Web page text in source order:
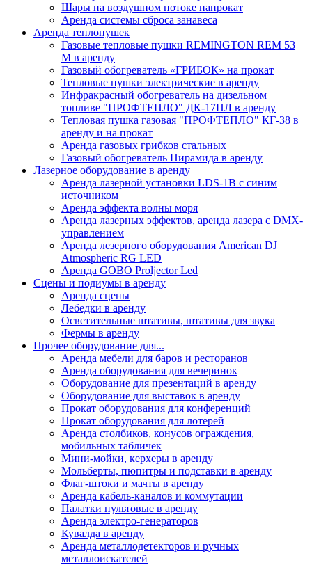
Шары на воздушном потоке напрокат
Аренда cистемы сброса занавеса
Аренда теплопушек
Газовые тепловые пушки REMINGTON REM 53
M в аренду
Газовый обогреватель «ГРИБОК» на прокат
Тепловые пушки электрические в аренду
Инфракрасный обогреватель на дизельном
топливе "ПРОФТЕПЛО" ДК-17ПЛ в аренду
Тепловая пушка газовая "ПРОФТЕПЛО" КГ-38 в
аренду и на прокат
Аренда газовых грибков стальных
Газовый обогреватель Пирамида в аренду
Лазерное оборудование в аренду
Аренда лазерной установки LDS-1B с синим
источником
Аренда эффекта волны моря
Аренда лазерных эффектов, аренда лазера с DMX-
управлением
Аренда лезерного оборудования American DJ
Atmospheric RG LED
Аренда GOBO Proljector Led
Сцены и подиумы в аренду
Аренда сцены
Лебедки в аренду
Осветительные штативы, штативы для звука
Фермы в аренду
Прочее оборудование для...
Аренда мебели для баров и ресторанов
Аренда оборудования для вечеринок
Оборудование для презентаций в аренду
Оборудование для выставок в аренду
Прокат оборудования для конференций
Прокат оборудования для лотерей
Аренда столбиков, конусов ограждения,
мобильных табличек
Мини-мойки, керхеры в аренду
Мольберты, пюпитры и подставки в аренду
Флаг-штоки и мачты в аренду
Аренда кабель-каналов и коммутации
Палатки пультовые в аренду
Аренда электро-генераторов
Кувалда в аренду
Аренда металлодетекторов и ручных
металлоискателей